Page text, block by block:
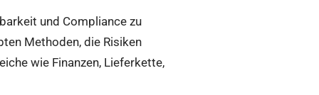
und Compliance zu
Methoden, die Risiken
wie Finanzen, Lieferkette,